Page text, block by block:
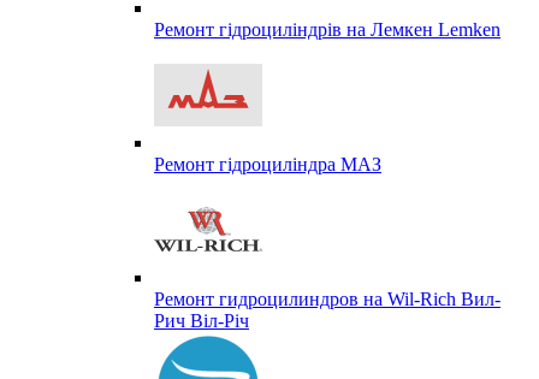
Ремонт гідроциліндрів на Лемкен Lemken
Ремонт гідроциліндра МАЗ
Ремонт гидроцилиндров на Wil-Rich Вил-
Рич Віл-Річ